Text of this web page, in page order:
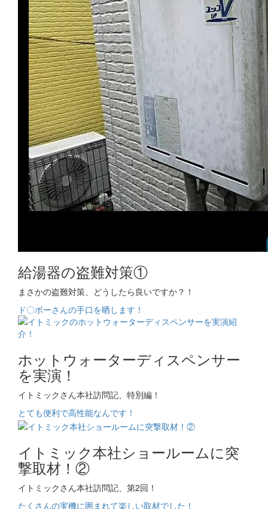
給湯器の盗難対策①
まさかの盗難対策、どうしたら良いですか？！
ド〇ボーさんの手口を晒します！
ホットウォーターディスペンサー
を実演！
イトミックさん本社訪問記、特別編！
とても便利で高性能なんです！
イトミック本社ショールームに突
撃取材！②
イトミックさん本社訪問記、第2回！
たくさんの実機に囲まれて楽しい取材でした！